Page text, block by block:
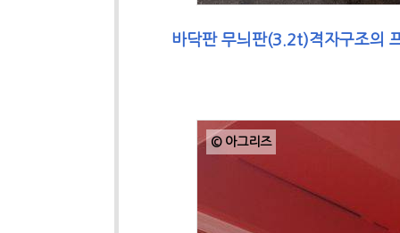
바닥판 무늬판(3.2t)격자구조의
© 아그리즈